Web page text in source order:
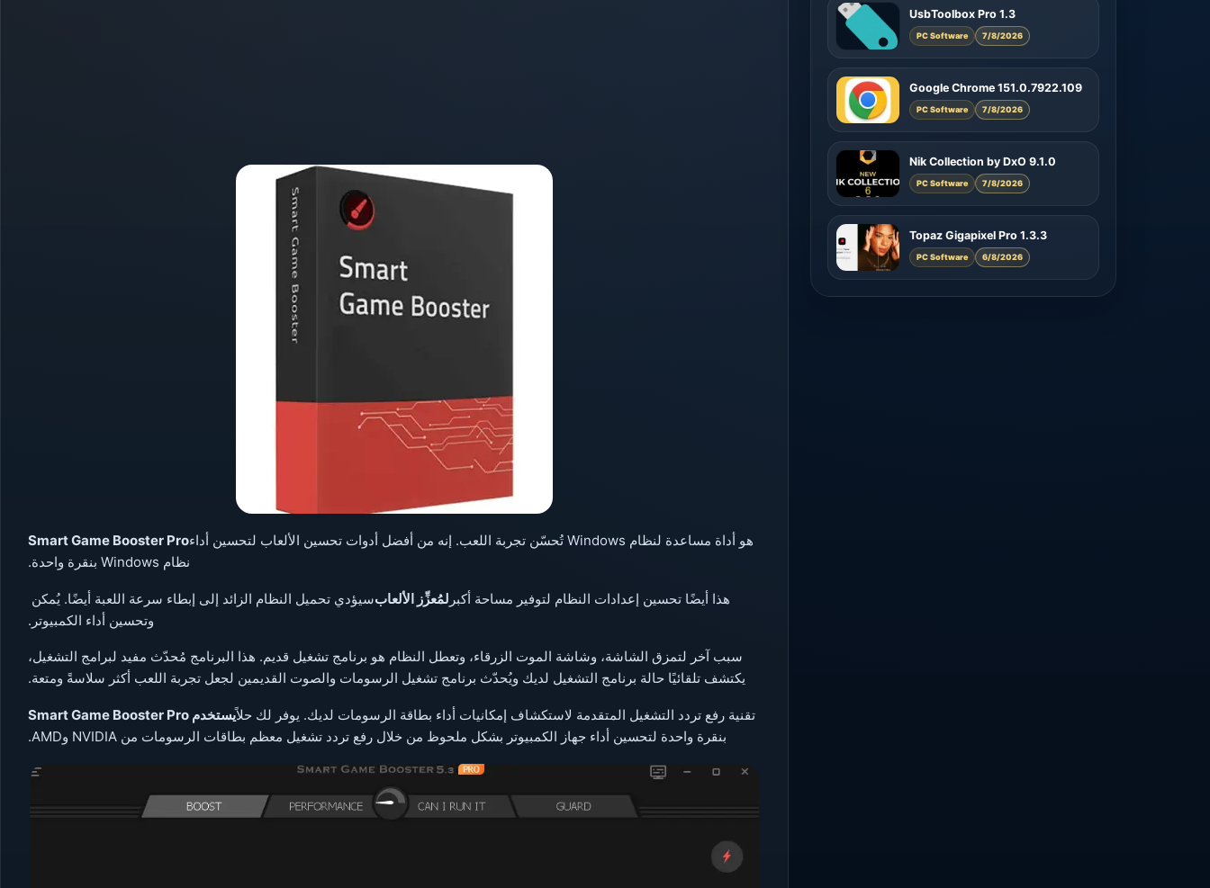
Smart Game Booster Proهو أداة مساعدة لنظام Windows تُحسّن تجربة اللعب. إنه من أفضل أدوات تحسين الألعاب لتحسين أداء
نظام Windows بنقرة واحدة.
سيؤدي تحميل النظام الزائد إلى إبطاء سرعة اللعبة أيضًا. يُمكنلمُعزِّز الألعاب هذا أيضًا تحسين إعدادات النظام لتوفير مساحة أكبر
وتحسين أداء الكمبيوتر.
سبب آخر لتمزق الشاشة، وشاشة الموت الزرقاء، وتعطل النظام هو برنامج تشغيل قديم. هذا البرنامج مُحدّث مفيد لبرامج التشغيل،
يكتشف تلقائيًا حالة برنامج التشغيل لديك ويُحدّث برنامج تشغيل الرسومات والصوت القديمين لجعل تجربة اللعب أكثر سلاسةً ومتعة.
يستخدم Smart Game Booster Proتقنية رفع تردد التشغيل المتقدمة لاستكشاف إمكانيات أداء بطاقة الرسومات لديك. يوفر لك حلاً
بنقرة واحدة لتحسين أداء جهاز الكمبيوتر بشكل ملحوظ من خلال رفع تردد تشغيل معظم بطاقات الرسومات من NVIDIA وAMD.
UsbToolbox Pro 1.3
PC Software 7/8/2026
Google Chrome 151.0.7922.109
PC Software 7/8/2026
Nik Collection by DxO 9.1.0
PC Software 7/8/2026
Topaz Gigapixel Pro 1.3.3
PC Software 6/8/2026